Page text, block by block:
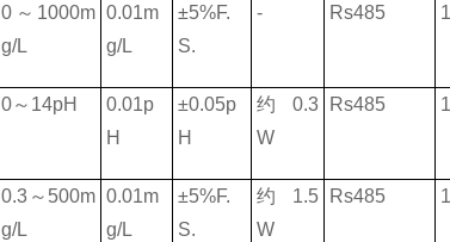
0 ～ 1000m
g/L
0.01m
g/L
±5%F.
S.
- Rs485
0～ 14pH
0.01p
H
±0.05p
H
约0.3
W
Rs485
0.3 ～ 500m
g/L
0.01m
g/L
±5%F.
S.
约 1.5
W
Rs485